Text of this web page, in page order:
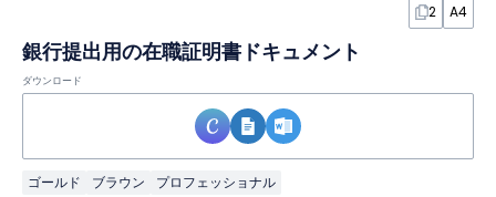
2 A4
銀行提出用の在職証明書ドキュメント
ダウンロード
ゴールド ブラウン プロフェッショナル